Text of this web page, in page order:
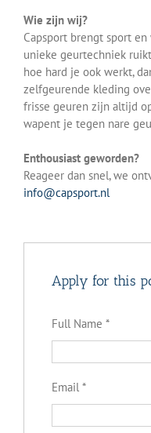
Wie zijn wij?
Capsport brengt sport
unieke geurtechniek
hoe hard je ook werkt,
zelfgeurende kleding
frisse geuren zijn altijd
wapent je tegen nare
Enthousiast geworden?
Reageer dan snel, we
info@capsport.nl
Apply for this
Full Name *
Email *